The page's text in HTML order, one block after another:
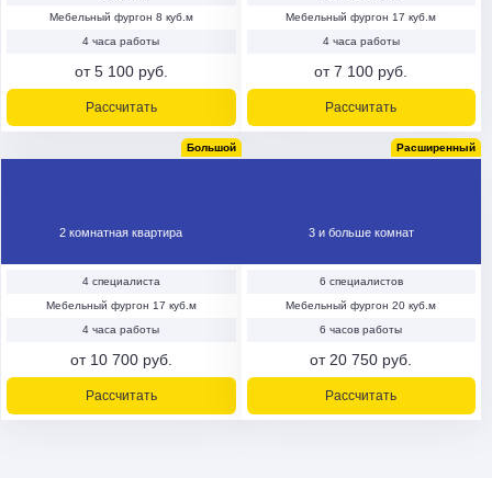
Мебельный фургон 8 куб.м
4 часа работы
от 5 100 руб.
Рассчитать
Мебельный фургон 17 куб.м
4 часа работы
от 7 100 руб.
Рассчитать
Большой
2 комнатная квартира
4 специалиста
Мебельный фургон 17 куб.м
4 часа работы
от 10 700 руб.
Рассчитать
Расширенный
3 и больше комнат
6 специалистов
Мебельный фургон 20 куб.м
6 часов работы
от 20 750 руб.
Рассчитать